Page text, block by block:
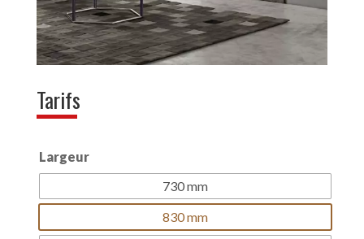
Tarifs
Largeur
730 mm
830 mm